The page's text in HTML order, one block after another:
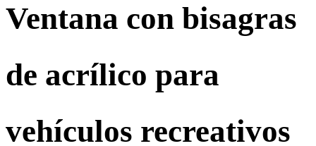
Ventana con bisagras
de acrílico para
vehículos recreativos